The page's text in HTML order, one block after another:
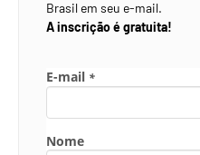
Brasil em seu e-mail.
A inscrição é gratuita!